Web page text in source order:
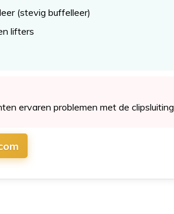
(stevig buffelleer)
lifters
ervaren problemen met de clipsluiting